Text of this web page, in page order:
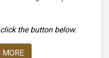
the button below.
MORE